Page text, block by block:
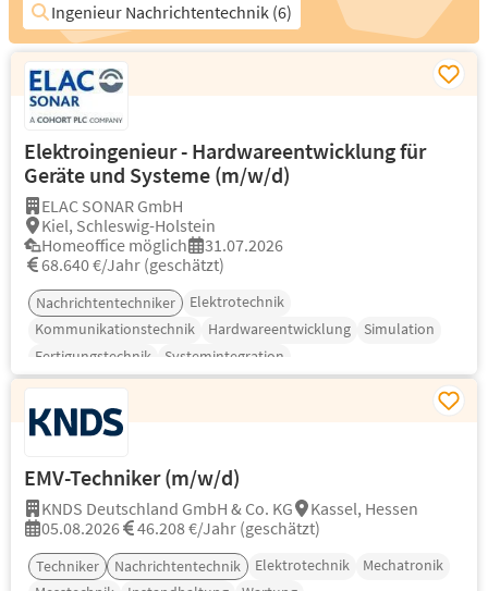
Ingenieur Nachrichtentechnik (6)
Elektroingenieur - Hardwareentwicklung für
Geräte und Systeme (m/w/d)
ELAC SONAR GmbH
Kiel, Schleswig-Holstein
Homeoffice möglich
31.07.2026
68.640 €/Jahr (geschätzt)
Nachrichtentechniker
Elektrotechnik
Kommunikationstechnik
Hardwareentwicklung
Simulation
Fertigungstechnik
Systemintegration
EMV-Techniker (m/w/d)
KNDS Deutschland GmbH & Co. KG
Kassel, Hessen
05.08.2026
46.208 €/Jahr (geschätzt)
Techniker Nachrichtentechnik Elektrotechnik
Mechatronik